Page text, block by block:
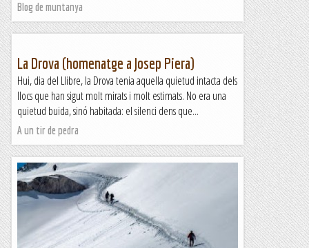
Blog de muntanya
La Drova (homenatge a Josep Piera)
Hui, dia del Llibre, la Drova tenia aquella quietud intacta dels
llocs que han sigut molt mirats i molt estimats. No era una
quietud buida, sinó habitada: el silenci dens que...
A un tir de pedra